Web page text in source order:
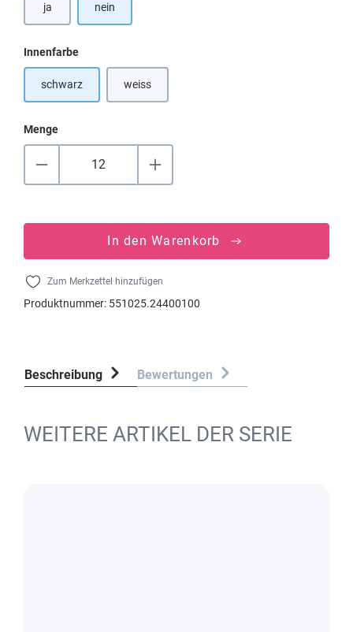
ja nein
Innenfarbeauswählen
schwarz weiss(Diese Option ist zurzeit nicht verfügbar.)
Menge
In den Warenkorb
Zum Merkzettel hinzufügen
Produktnummer: 551025.24400100
Beschreibung Bewertungen
WEITERE ARTIKEL DER SERIE